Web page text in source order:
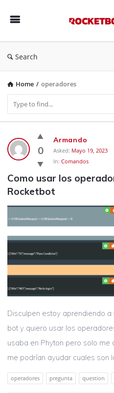
Forum
Search
Home / operadores
Rocketbot
Forum
Latest
Questions
0
Armando
Asked: Mayo 19, 2023
In: Comandos
Como usar los
Rocketbot
Disculpen estoy aprendiendo
bot y quiero usar los
usaba en Phyton pero solo me
me podrían ayudar cuales son
operadores pregunta question